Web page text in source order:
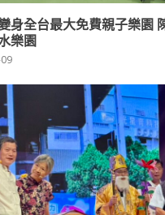
身全台最大免費親子樂園
樂園